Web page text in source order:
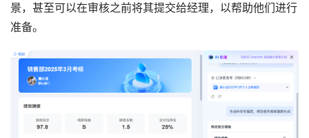
景，甚至可以在审核之前将其提交给经理，以帮助他们进行
准备。